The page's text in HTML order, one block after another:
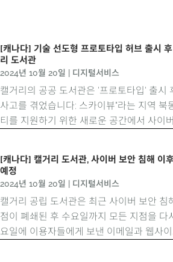
[캐나다] 기술 선도형 프로토타입 허브 출시
리 도서관
2024년 10월 20일 디지털서비스
캘거리의 공공 도서관은 '프로토타입' 출시
사고를 겪었습니다: 스카이뷰"라는 지역 북
티를 지원하기 위한 새로운 공간에서 사이
[캐나다] 캘거리 도서관, 사이버 보안 침해 이
예정
2024년 10월 20일 디지털서비스
캘거리 공립 도서관은 최근 사이버 보안 침
점이 폐쇄된 후 수요일까지 모든 지점을 다
요일에 이용자들에게 보낸 이메일과 웹사이